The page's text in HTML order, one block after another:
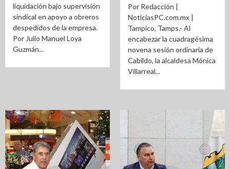
liquidación bajo supervisión
sindical en apoyo a obreros
despedidos de la empresa.
Por Julio Manuel Loya
Guzmán...
Por Redacción |
NoticiasPC.com.mx |
Tampico, Tamps.- Al
encabezar la cuadragésima
novena sesión ordinaria de
Cabildo, la alcaldesa Mónica
Villarreal...